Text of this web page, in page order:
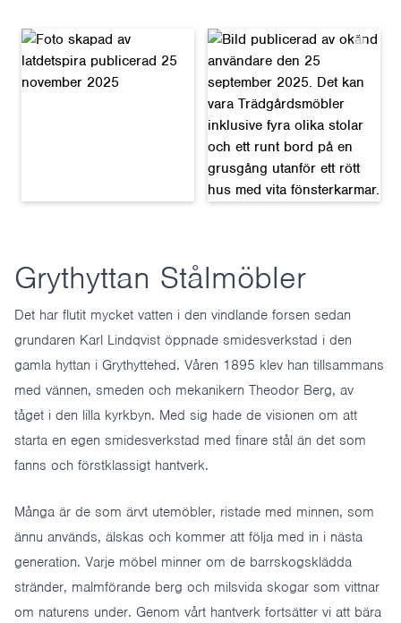
Grythyttan Stålmöbler
Det har flutit mycket vatten i den vindlande forsen sedan
grundaren Karl Lindqvist öppnade smidesverkstad i den
gamla hyttan i Grythyttehed. Våren 1895 klev han tillsammans
med vännen, smeden och mekanikern Theodor Berg, av
tåget i den lilla kyrkbyn. Med sig hade de visionen om att
starta en egen smidesverkstad med finare stål än det som
fanns och förstklassigt hantverk.
Många är de som ärvt utemöbler, ristade med minnen, som
ännu används, älskas och kommer att följa med in i nästa
generation. Varje möbel minner om de barrskogsklädda
stränder, malmförande berg och milsvida skogar som vittnar
om naturens under. Genom vårt hantverk fortsätter vi att bära